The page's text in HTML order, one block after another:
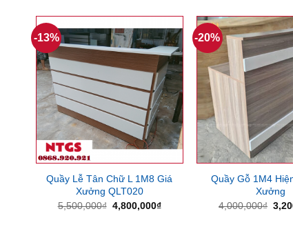
-13%
Quầy Lễ Tân Chữ L 1M8 Giá
Xưởng QLT020
5,500,000₫ Giá
4,800,000₫Giá
-20%
Quầy Gỗ 1M4
Xưởng
4,000,000₫ Giá